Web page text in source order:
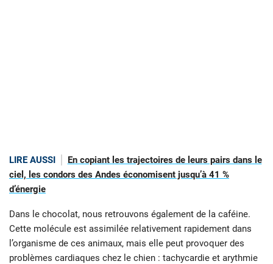
LIRE AUSSI
En copiant les trajectoires de leurs pairs dans le
ciel, les condors des Andes économisent jusqu’à 41 %
d’énergie
Dans le chocolat, nous retrouvons également de la caféine.
Cette molécule est assimilée relativement rapidement dans
l’organisme de ces animaux, mais elle peut provoquer des
problèmes cardiaques chez le chien : tachycardie et arythmie